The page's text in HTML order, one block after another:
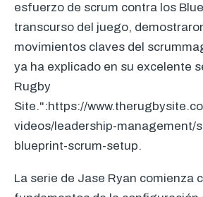
esfuerzo de scrum contra los
transcurso del juego,
movimientos claves del
ya ha explicado en su excelente
Rugby
Site.":https://
videos/leadership-management/
blueprint-scrum-setup.
La serie de Jase Ryan comienza